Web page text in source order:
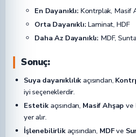
En Dayanıklı: Kontrplak, Masif
Orta Dayanıklı: Laminat, HDF
Daha Az Dayanıklı: MDF, Sunta
Sonuç:
Suya dayanıklılık açısından,
iyi seçeneklerdir.
Estetikaçısından, Masif Ahşap ve
yer alır.
İşlenebilirlikaçısından, MDFve